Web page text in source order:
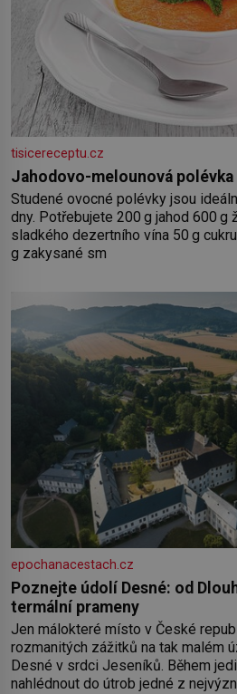
tisicereceptu.cz
Jahodovo-melounová polévka
Studené ovocné polévky jsou
dny. Potřebujete 200 g jahod 600 g žlutého melounu 100 ml
sladkého dezertního vína 50 g
g zakysané sm
epochanacestach.cz
Poznejte údolí Desné: od
termální prameny
Jen málokteré místo v České
rozmanitých zážitků na tak malém
Desné v srdci Jeseníků. Během
nahlédnout do útrob jedné z